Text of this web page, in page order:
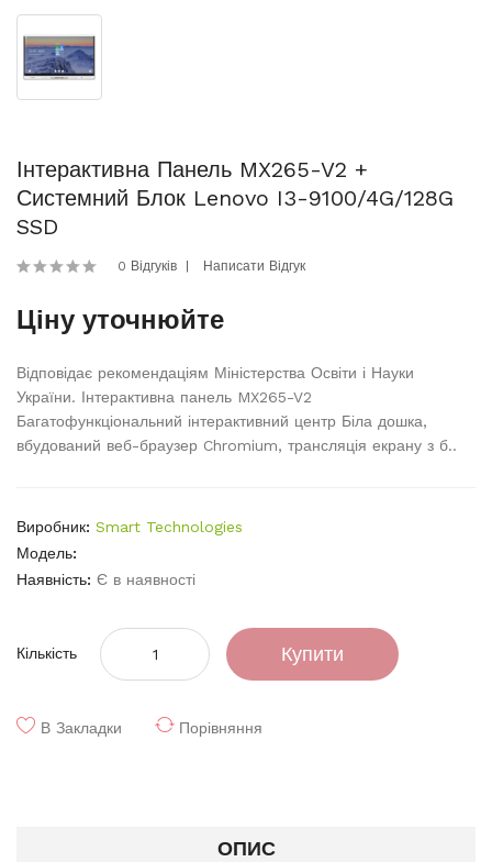
Інтерактивна Панель MX265-V2 +
Системний Блок Lenovo I3-9100/4G/128G
SSD
0 Відгуків Написати Відгук
Ціну уточнюйте
Відповідає рекомендаціям Міністерства Освіти і Науки
України. Інтерактивна панель MX265-V2
Багатофункціональний інтерактивний центр Біла дошка,
вбудований веб-браузер Chromium, трансляція екрану з б..
Виробник: Smart Technologies
Модель:
Наявність: Є в наявності
Кількість Купити
В Закладки Порівняння
ОПИС